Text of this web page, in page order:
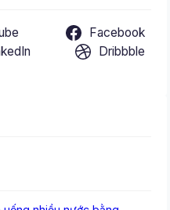
Facebook
Dribbble